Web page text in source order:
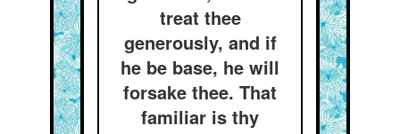
treat thee
generously, and if
he be base, he will
forsake thee. That
familiar is thy